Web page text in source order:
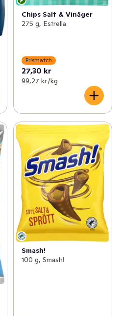
Chips Salt & Vinäger
275 g, Estrella
Prismatch
27,30 kr
99,27 kr /kg
Smash!
100 g, Smash!